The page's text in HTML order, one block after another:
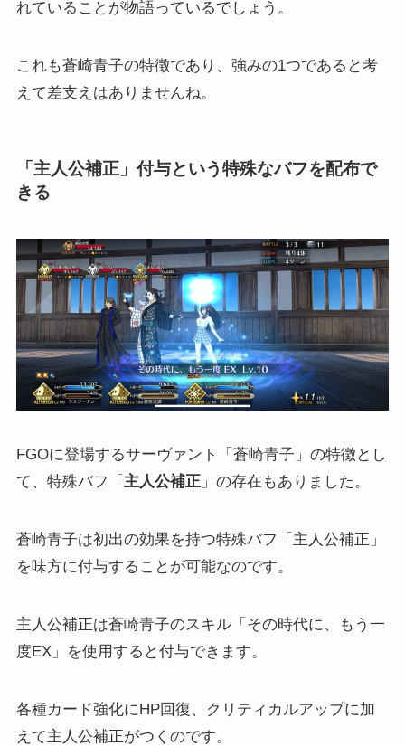
れていることが物語っているでしょう。
これも蒼崎青子の特徴であり、強みの1つであると考
えて差支えはありませんね。
「主人公補正」付与という特殊なバフを配布で
きる
FGOに登場するサーヴァント「蒼崎青子」の特徴とし
て、特殊バフ「 主人公補正」の存在もありました。
蒼崎青子は初出の効果を持つ特殊バフ「主人公補正」
を味方に付与することが可能なのです。
主人公補正は蒼崎青子のスキル「その時代に、もう一
度EX」を使用すると付与できます。
各種カード強化にHP回復、クリティカルアップに加
えて主人公補正がつくのです。